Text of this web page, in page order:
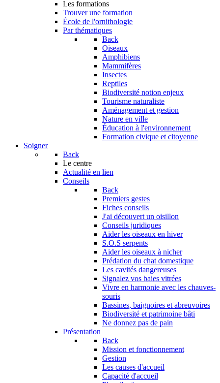
Les formations
Trouver une formation
École de l'ornithologie
Par thématiques
Back
Oiseaux
Amphibiens
Mammifères
Insectes
Reptiles
Biodiversité notion enjeux
Tourisme naturaliste
Aménagement et gestion
Nature en ville
Éducation à l'environnement
Formation civique et citoyenne
Soigner
Back
Le centre
Actualité en lien
Conseils
Back
Premiers gestes
Fiches conseils
J'ai découvert un oisillon
Conseils juridiques
Aider les oiseaux en hiver
S.O.S serpents
Aider les oiseaux à nicher
Prédation du chat domestique
Les cavités dangereuses
Signalez vos baies vitrées
Vivre en harmonie avec les chauves-
souris
Bassines, baignoires et abreuvoires
Biodiversité et patrimoine bâti
Ne donnez pas de pain
Présentation
Back
Mission et fonctionnement
Gestion
Les causes d'accueil
Capacité d'accueil